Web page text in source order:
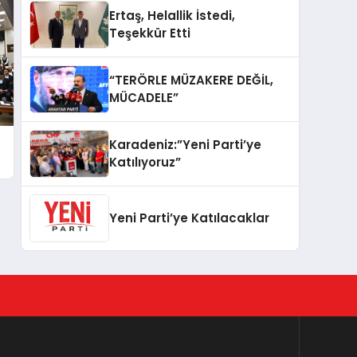
Ertaş, Helallik İstedi,
Teşekkür Etti
“TERÖRLE MÜZAKERE DEĞİL,
MÜCADELE”
Karadeniz:”Yeni Parti’ye
Katılıyoruz”
Yeni Parti’ye Katılacaklar